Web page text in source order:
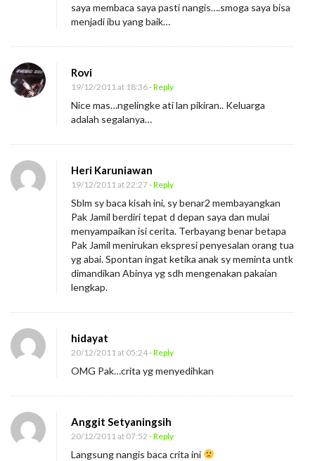
saya membaca saya pasti nangis….smoga saya bisa
menjadi ibu yang baik…
Rovi
19/12/2011 at 18:36- Reply
Nice mas…ngelingke ati lan pikiran.. Keluarga
adalah segalanya…
Heri Karuniawan
19/12/2011 at 22:27- Reply
Sblm sy baca kisah ini, sy benar2 membayangkan
Pak Jamil berdiri tepat d depan saya dan mulai
menyampaikan isi cerita. Terbayang benar betapa
Pak Jamil menirukan ekspresi penyesalan orang tua
yg abai. Spontan ingat ketika anak sy meminta untk
dimandikan Abinya yg sdh mengenakan pakaian
lengkap.
hidayat
20/12/2011 at 05:24- Reply
OMG Pak…crita yg menyedihkan
Anggit Setyaningsih
20/12/2011 at 07:52 - Reply
Langsung nangis baca crita ini